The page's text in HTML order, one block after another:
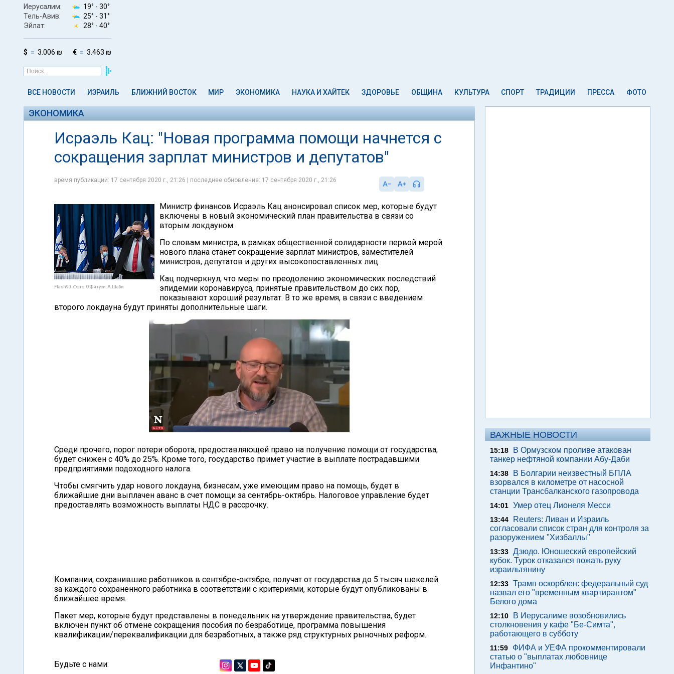
Иерусалим: 19° - 30°
Тель-Авив:
25° - 31°
Эйлат:
28° - 40°
$ 3.006 ₪ € 3.463 ₪
ВСЕ НОВОСТИ ИЗРАИЛЬ БЛИЖНИЙ ВОСТОК МИР ЭКОНОМИКА НАУКА И ХАЙТЕК ЗДОРОВЬЕ ОБЩИНА КУЛЬТУРА СПОРТ ТРАДИЦИИ ПРЕССА ФОТО
ЭКОНОМИКА
Исраэль Кац: "Новая программа помощи начнется с
сокращения зарплат министров и депутатов"
время публикации: 17 сентября 2020 г., 21:26 | последнее обновление: 17 сентября 2020 г., 21:26
Flash90. Фото: О.Фитуси, А.Шаби
Министр финансов Исраэль Кац анонсировал список мер, которые будут
включены в новый экономический план правительства в связи со
вторым локдауном.
По словам министра, в рамках общественной солидарности первой мерой
нового плана станет сокращение зарплат министров, заместителей
министров, депутатов и других высокопоставленных лиц.
Кац подчеркнул, что меры по преодолению экономических последствий
эпидемии коронавируса, принятые правительством до сих пор,
показывают хороший результат. В то же время, в связи с введением
второго локдауна будут приняты дополнительные шаги.
Среди прочего, порог потери оборота, предоставляющей право на получение помощи от государства,
будет снижен с 40% до 25%. Кроме того, государство примет участие в выплате пострадавшими
предприятиями подоходного налога.
Чтобы смягчить удар нового локдауна, бизнесам, уже имеющим право на помощь, будет в
ближайшие дни выплачен аванс в счет помощи за сентябрь-октябрь. Налоговое управление будет
предоставлять возможность выплаты НДС в рассрочку.
Компании, сохранившие работников в сентябре-октябре, получат от государства до 5 тысяч шекелей
за каждого сохраненного работника в соответствии с критериями, которые будут опубликованы в
ближайшее время.
Пакет мер, которые будут представлены в понедельник на утверждение правительства, будет
включен пункт об отмене сокращения пособия по безработице, программа повышения
квалификации/переквалификации для безработных, а также ряд структурных рыночных реформ.
Будьте с нами:
ВАЖНЫЕ НОВОСТИ
15:18
В Ормузском проливе атакован
танкер нефтяной компании Абу-Даби
14:38
В Болгарии неизвестный БПЛА
взорвался в километре от насосной
станции Трансбалканского газопровода
14:01 Умер отец Лионеля Месси
13:44
Reuters: Ливан и Израиль
согласовали список стран для контроля за
разоружением "Хизбаллы"
13:33 Дзюдо. Юношеский европейский
кубок. Турок отказался пожать руку
израильтянину
12:33 Трамп оскорблен: федеральный суд
назвал его "временным квартирантом"
Белого дома
12:10
В Иерусалиме возобновились
столкновения у кафе "Бе-Симта",
работающего в субботу
11:59
ФИФА и УЕФА прокомментировали
статью о "выплатах любовнице
Инфантино"